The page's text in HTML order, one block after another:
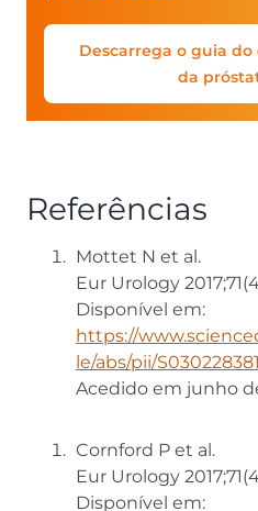
Descarrega o guia
da
Referências
Mottet N et al.
Eur Urology
Disponível em:
https://
le/abs/pii/
Acedido em junho
Cornford P et al.
Eur Urology
Disponível em: